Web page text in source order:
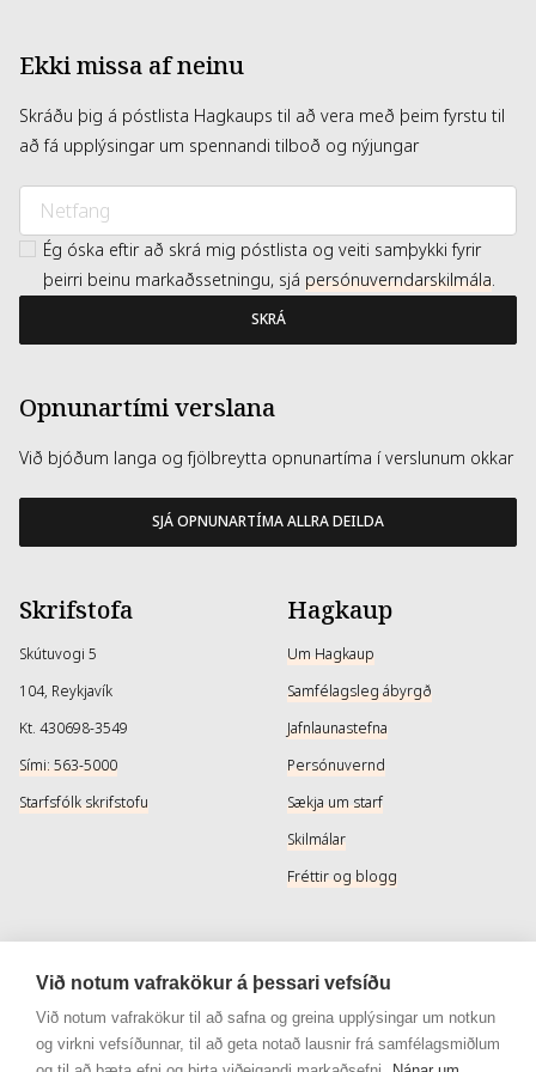
Ekki missa af neinu
Skráðu þig á póstlista Hagkaups til að vera með þeim fyrstu til
að fá upplýsingar um spennandi tilboð og nýjungar
Ég óska eftir að skrá mig póstlista og veiti samþykki fyrir
þeirri beinu markaðssetningu, sjá persónuverndarskilmála.
SKRÁ
Opnunartími verslana
Við bjóðum langa og fjölbreytta opnunartíma í verslunum okkar
SJÁ OPNUNARTÍMA ALLRA DEILDA
Skrifstofa
Skútuvogi 5
104, Reykjavík
Kt. 430698-3549
Sími: 563-5000
Starfsfólk skrifstofu
Hagkaup
Um Hagkaup
Samfélagsleg ábyrgð
Jafnlaunastefna
Persónuvernd
Sækja um starf
Skilmálar
Fréttir og blogg
Þjónusta
Afhendingarmöguleikar
Skilareglur
Samfélagsmiðlar
Instagram
Instagram - Snyrtivara
Við notum vafrakökur á þessari vefsíðu
Við notum vafrakökur til að safna og greina upplýsingar um notkun
og virkni vefsíðunnar, til að geta notað lausnir frá samfélagsmiðlum